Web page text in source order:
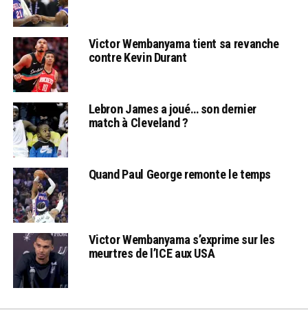
Victor Wembanyama tient sa revanche
contre Kevin Durant
Lebron James a joué… son dernier
match à Cleveland ?
Quand Paul George remonte le temps
Victor Wembanyama s’exprime sur les
meurtres de l’ICE aux USA